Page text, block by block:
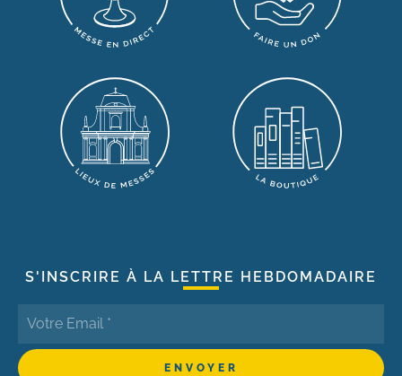
S'INSCRIRE À LA LETTRE HEBDOMADAIRE